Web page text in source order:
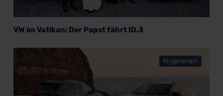
VW im Vatikan: Der Papst fährt ID.3
KI-generiert